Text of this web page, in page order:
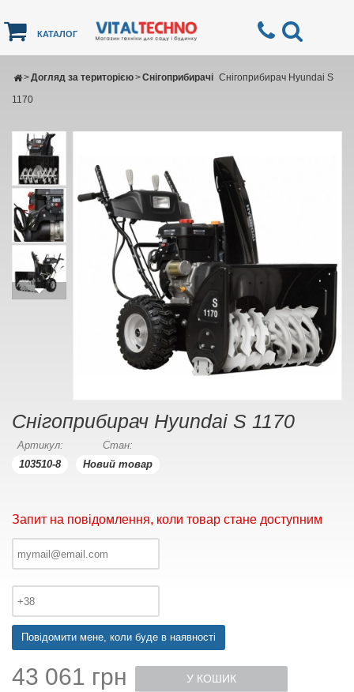
КАТАЛОГ
Догляд за територією
> Снігоприбирачі
>
Снігоприбирач Hyundai S
1170
Снігоприбирач Hyundai S 1170
Артикул:
103510-8
Стан:
Новий товар
Запит на повідомлення, коли товар стане доступним
Повідомити мене, коли буде в наявності
43 061 грн У КОШИК